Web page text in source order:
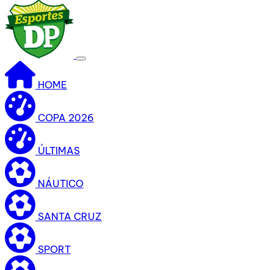
HOME
COPA 2026
ÚLTIMAS
NÁUTICO
SANTA CRUZ
SPORT